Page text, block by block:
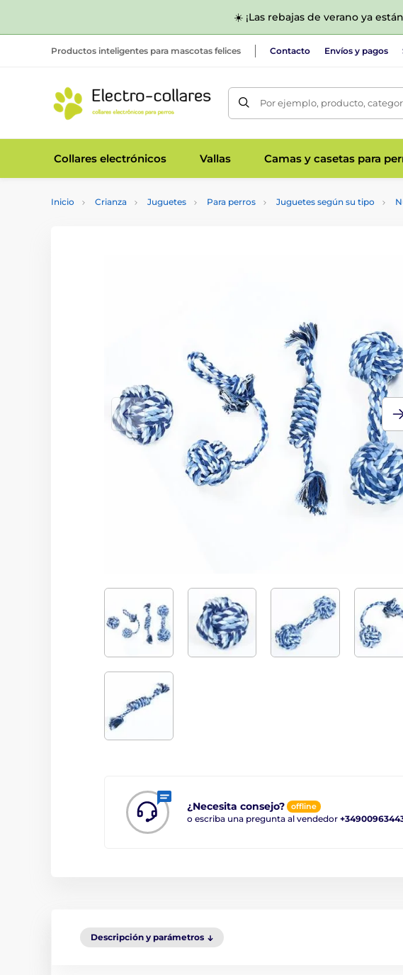
☀️ ¡Las rebajas de verano ya
Productos inteligentes para mascotas felices Contacto Envíos y pagos
Por ejemplo, producto,
Collares electrónicos Vallas Camas y casetas para
Inicio Crianza Juguetes Para perros Juguetes según su tipo
¿Necesita consejo? offline
o escriba una pregunta al vendedor
Descripción y parámetros